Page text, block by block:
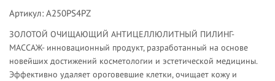
Артикул: A250PS4PZ
ЗОЛОТОЙ ОЧИЩАЮЩИЙ АНТИЦЕЛЛЮЛИТНЫЙ ПИЛИНГ-
МАССАЖ- инновационный продукт, разработанный на основе
новейших достижений косметологии и эстетической медицины.
Эффективно удаляет ороговевшие клетки, очищает кожу и